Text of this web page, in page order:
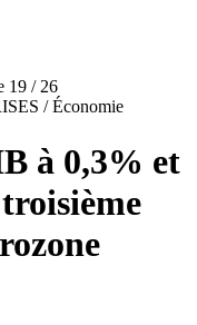
19 / 26
/ Économie
à 0,3% et